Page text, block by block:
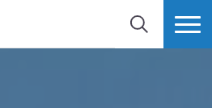
BUSCAR MÁS